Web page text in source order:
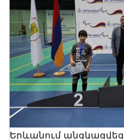
Երևանում անցկացվեց